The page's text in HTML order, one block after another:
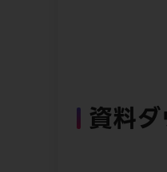
資料